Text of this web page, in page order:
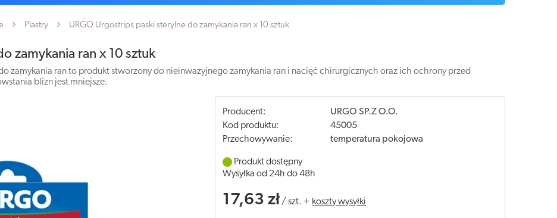
Plastry URGO Urgostrips paski sterylne do zamykania ran x 10 sztuk
zamykania ran x 10 sztuk
zamykania ran to produkt stworzony do nieinwazyjnego zamykania ran i nacięć chirurgicznych oraz ich ochrony przed
blizn jest mniejsze.
Producent:
URGO SP.Z O.O.
Kod produktu:
45005
Przechowywanie:
temperatura pokojowa
Produkt dostępny
Wysyłka od 24h do 48h
17,63 zł /szt. + koszty wysyłki